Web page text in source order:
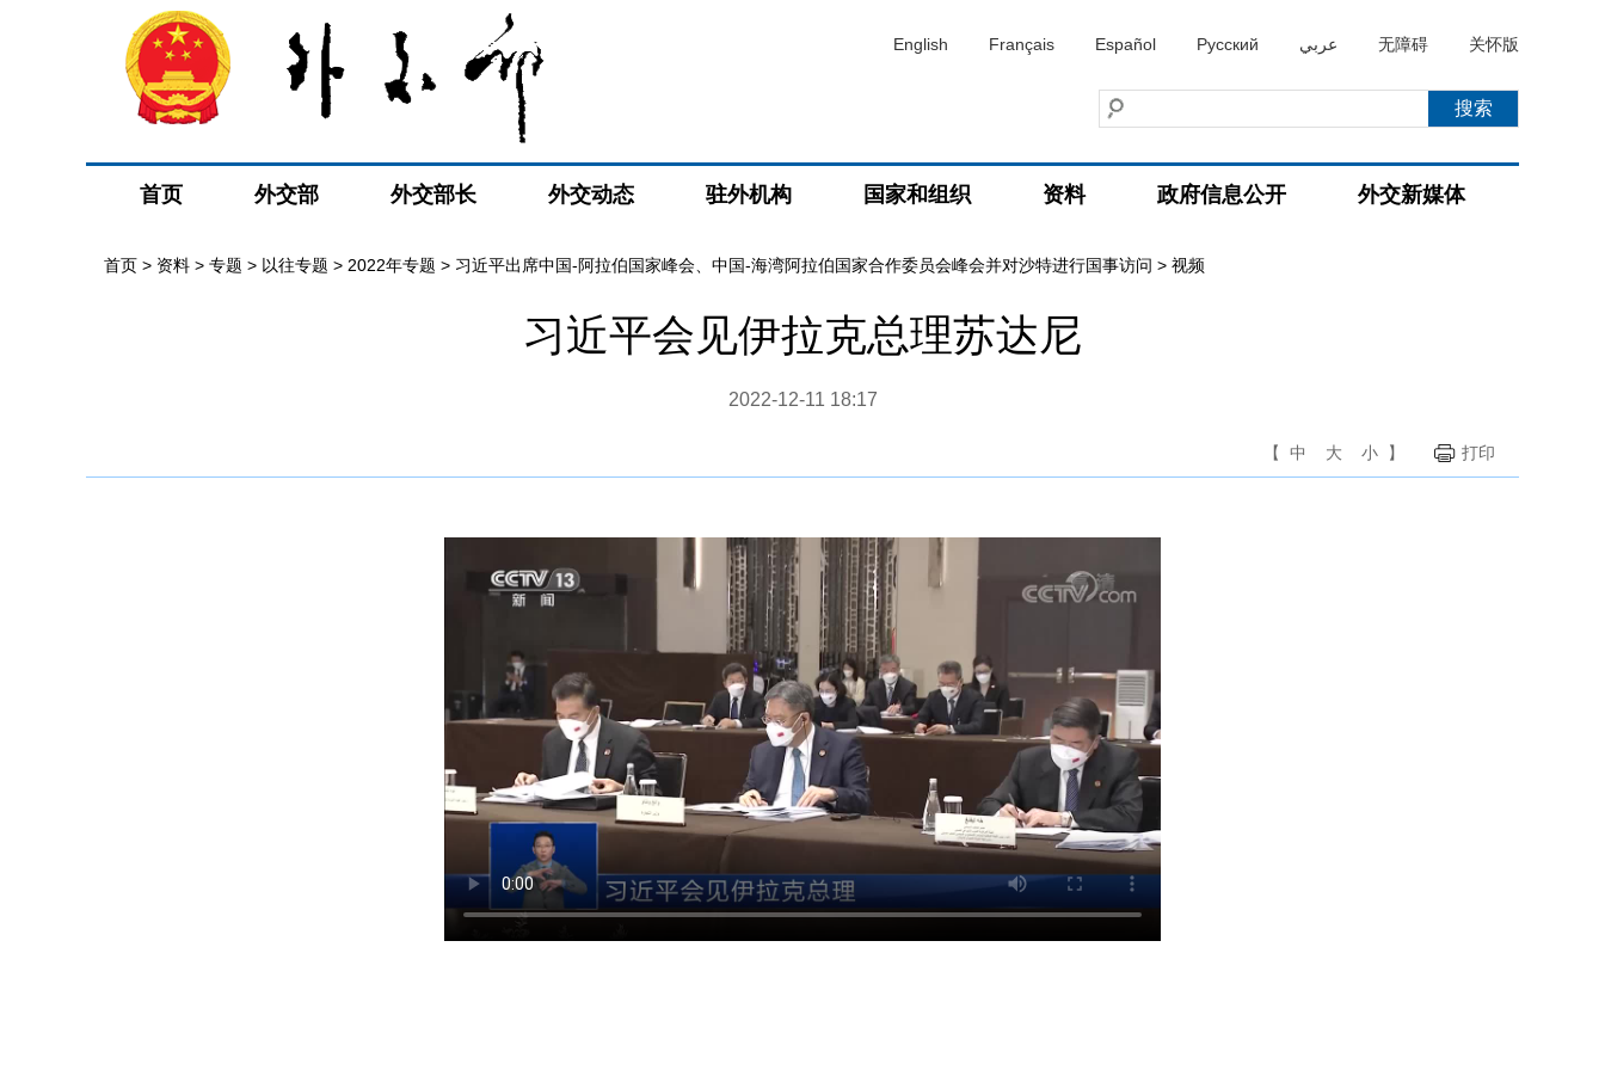
English Français Español Русский عربي 无障碍 关怀版
首页 外交部 外交部长 外交动态 驻外机构 国家和组织 资料 政府信息公开 外交新媒体
首页 > 资料 > 专题 > 以往专题 > 2022年专题 > 习近平出席中国-阿拉伯国家峰会、中国-海湾阿拉伯国家合作委员会峰会并对沙特进行国事访问 > 视频
习近平会见伊拉克总理苏达尼
2022-12-11 18:17
【 中 大 小 】 打印